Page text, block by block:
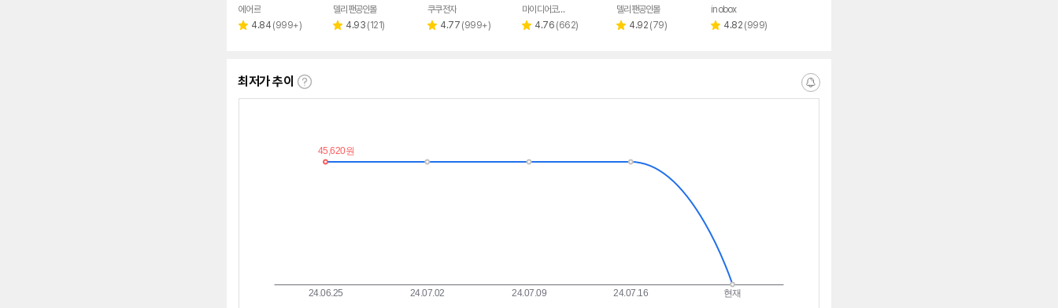
에어르
별 4.84 리
(999+)
페이
델리팬공인몰
별 4.93 리
(121)
쿠쿠전자
별 4.77 리
(999+)
페이
마이디어코리아
별 4.76 리
(662)
페이
델리팬공인몰
별 4.92 리
(79)
페이
inobox
별 4.82 리
(999)
최저가 추이
최
알